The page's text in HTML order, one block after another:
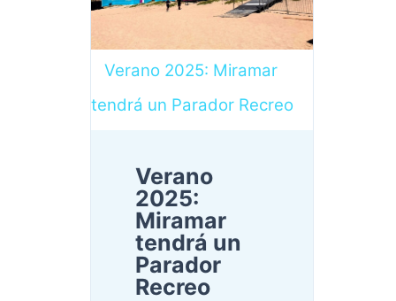
Verano 2025: Miramar
tendrá un Parador Recreo
Verano
2025:
Miramar
tendrá un
Parador
Recreo